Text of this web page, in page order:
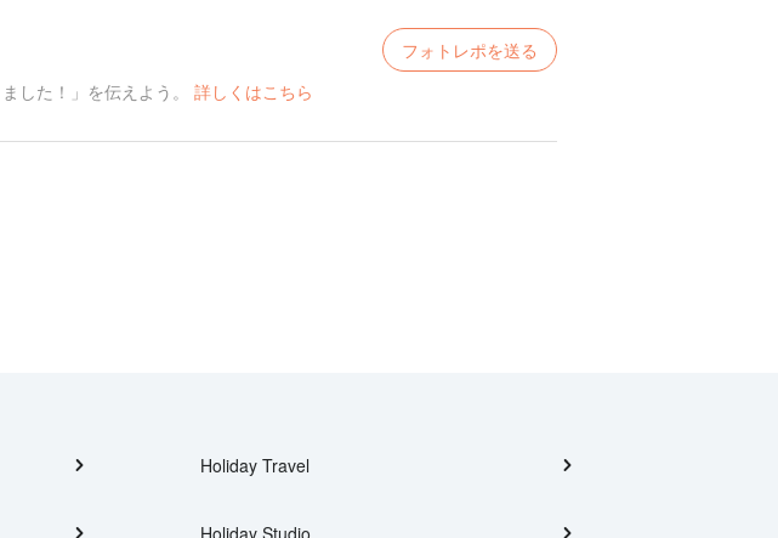
フォトレポを送る
した！」を伝えよう。 詳しくはこちら
Holiday Travel